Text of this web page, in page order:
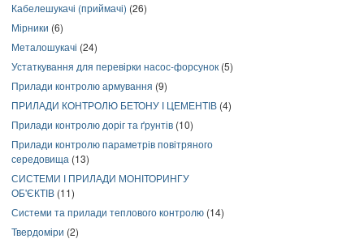
Кабелешукачі (приймачі) (26)
Мірники (6)
Металошукачі (24)
Устаткування для перевірки насос-форсунок (5)
Прилади контролю армування (9)
ПРИЛАДИ КОНТРОЛЮ БЕТОНУ І ЦЕМЕНТІВ (4)
Прилади контролю доріг та ґрунтів (10)
Прилади контролю параметрів повітряного
середовища (13)
СИСТЕМИ І ПРИЛАДИ МОНІТОРИНГУ
ОБ'ЄКТІВ (11)
Системи та прилади теплового контролю (14)
Твердоміри (2)